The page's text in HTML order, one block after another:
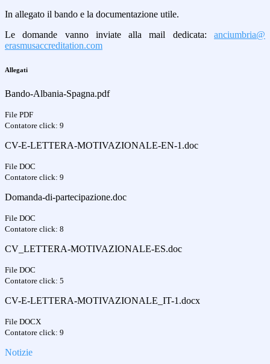
In allegato il bando e la documentazione utile.
Le domande vanno inviate alla mail dedicata:
anciumbria@
erasmusaccreditation.com
Allegati
Bando-Albania-Spagna.pdf
File PDF
Contatore click: 9
CV-E-LETTERA-MOTIVAZIONALE-EN-1.doc
File DOC
Contatore click: 9
Domanda-di-partecipazione.doc
File DOC
Contatore click: 8
CV_LETTERA-MOTIVAZIONALE-ES.doc
File DOC
Contatore click: 5
CV-E-LETTERA-MOTIVAZIONALE_IT-1.docx
File DOCX
Contatore click: 9
Notizie